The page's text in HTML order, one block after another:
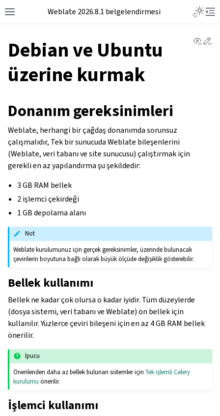
Weblate 2026.8.1 belgelendirmesi
Debian ve Ubuntu
üzerine kurmak
Donanım gereksinimleri
Weblate, herhangi bir çağdaş donanımda sorunsuz
çalışmalıdır, Tek bir sunucuda Weblate bileşenlerini
(Weblate, veri tabanı ve site sunucusu) çalıştırmak için
gerekli en az yapılandırma şu şekildedir:
3 GB RAM bellek
2 işlemci çekirdeği
1 GB depolama alanı
Not
Weblate kurulumunuz için gerçek gereksinimler, üzerinde bulunacak
çevirilerin boyutuna bağlı olarak büyük ölçüde değişiklik gösterebilir.
Bellek kullanımı
Bellek ne kadar çok olursa o kadar iyidir. Tüm düzeylerde
(dosya sistemi, veri tabanı ve Weblate) ön bellek için
kullanılır. Yüzlerce çeviri bileşeni için en az 4 GB RAM bellek
önerilir.
İpucu
Önerilenden daha az bellek bulunan sistemler içinTek işlemli Celery
kurulumu önerilir.
İşlemci kullanımı